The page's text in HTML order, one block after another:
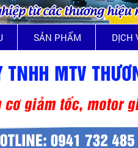
từ các thương hiệu
SẢN PHẨM DỊCH